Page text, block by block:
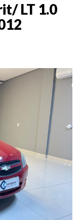
LT 1.0